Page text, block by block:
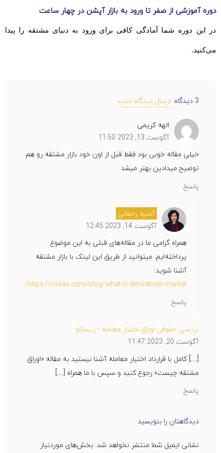
دوره آموزشی از صفر تا ورود به بازار آپشن در چهار ساعت
در این دوره شما آمادگی کافی برای ورود به دنیای مشتقه را پیدا
می‌کنید.
3 دیدگاه. ارسال دیدگاه جدید
الهه کریمی
آگوست 13, 2023 11:50
خیلی مقاله خوبی بود فقط قبل از اون خود بازار مشتقه رو هم
توضیح میدادین بهتر میشد
پاسخ
آسیه رحمانی
آگوست 14, 2023 12:45
همراه گرامی ما در مقاله‌های قبلی به این موضوع
پرداخته‌ایم. میتوانید از طریق این لینک با بازار مشتقه
آشنا شوید:
https://riskav.com/blog/what-is-derivatives-market/
پاسخ
بررسی حقوقی اوراق اختیار معامله - ریسکاو
آگوست 20, 2023 11:47
[…] کامل با قرارداد اختیار معامله آشنا نیستید به مقاله «اوراق
مشتقه چیست» رجوع کنید و سپس با ما همراه […]
پاسخ
دیدگاهتان را بنویسید
نشانی ایمیل شما منتشر نخواهد شد. بخش‌های موردنیاز